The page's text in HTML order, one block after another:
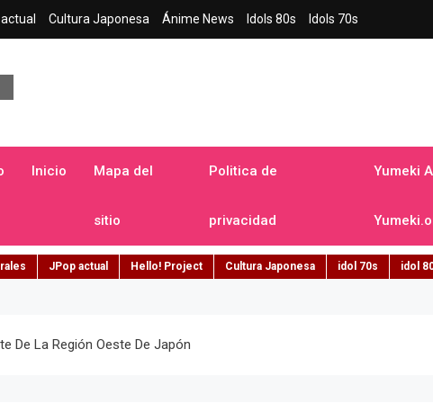
Cultura Japonesa Ánime News Idols 80s Idols 70s
Inicio Mapa del
sitio
Politica de
privacidad
Yumeki
JPop actual Hello! Project Cultura Japonesa idol 70s idol
De La Región Oeste De Japón